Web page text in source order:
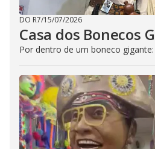
DO R7/15/07/2026
Casa dos Bonecos
Por dentro de um boneco